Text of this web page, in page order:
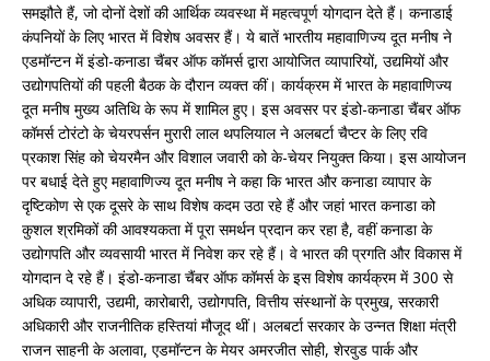
समझौते हैं, जो दोनों देशों की आर्थिक व्यवस्था में महत्वपूर्ण योगदान देते हैं। कनाडाई
कंपनियों के लिए भारत में विशेष अवसर हैं। ये बातें भारतीय महावाणिज्य दूत मनीष ने
एडमॉन्टन में इंडो-कनाडा चैंबर ऑफ कॉमर्स द्वारा आयोजित व्यापारियों, उद्यमियों और
उद्योगपतियों की पहली बैठक के दौरान व्यक्त कीं। कार्यक्रम में भारत के महावाणिज्य
दूत मनीष मुख्य अतिथि के रूप में शामिल हुए। इस अवसर पर इंडो-कनाडा चैंबर ऑफ
कॉमर्स टोरंटो के चेयरपर्सन मुरारी लाल थपलियाल ने अलबर्टा चैप्टर के लिए रवि
प्रकाश सिंह को चेयरमैन और विशाल जवारी को के-चेयर नियुक्त किया। इस आयोजन
पर बधाई देते हुए महावाणिज्य दूत मनीष ने कहा कि भारत और कनाडा व्यापार के
दृष्टिकोण से एक दूसरे के साथ विशेष कदम उठा रहे हैं और जहां भारत कनाडा को
कुशल श्रमिकों की आवश्यकता में पूरा समर्थन प्रदान कर रहा है, वहीं कनाडा के
उद्योगपति और व्यवसायी भारत में निवेश कर रहे हैं। वे भारत की प्रगति और विकास में
योगदान दे रहे हैं। इंडो-कनाडा चैंबर ऑफ कॉमर्स के इस विशेष कार्यक्रम में 300 से
अधिक व्यापारी, उद्यमी, कारोबारी, उद्योगपति, वित्तीय संस्थानों के प्रमुख, सरकारी
अधिकारी और राजनीतिक हस्तियां मौजूद थीं। अलबर्टा सरकार के उन्नत शिक्षा मंत्री
राजन साहनी के अलावा, एडमॉन्टन के मेयर अमरजीत सोही, शेरवुड पार्क और